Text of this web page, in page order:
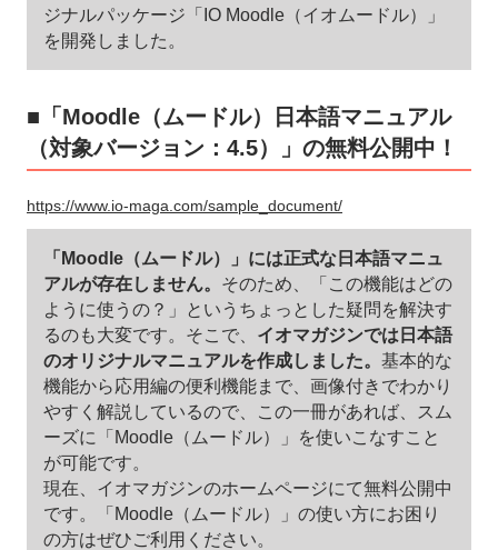
ジナルパッケージ「IO Moodle（イオムードル）」
を開発しました。
■「Moodle（ムードル）日本語マニュアル
（対象バージョン：4.5）」の無料公開中！
https://www.io-maga.com/sample_document/
「Moodle（ムードル）」には正式な日本語マニュ
アルが存在しません。 そのため、「この機能はどの
ように使うの？」というちょっとした疑問を解決す
るのも大変です。そこで、 イオマガジンでは日本語
のオリジナルマニュアルを作成しました。 基本的な
機能から応用編の便利機能まで、画像付きでわかり
やすく解説しているので、この一冊があれば、スム
ーズに「Moodle（ムードル）」を使いこなすこと
が可能です。
現在、イオマガジンのホームページにて無料公開中
です。「Moodle（ムードル）」の使い方にお困り
の方はぜひご利用ください。